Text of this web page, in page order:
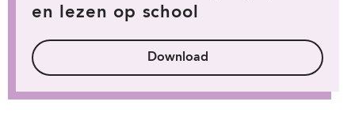
en lezen op school
Download